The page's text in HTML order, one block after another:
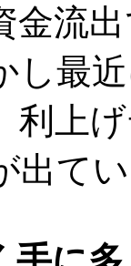
金流
し最
利上
出て